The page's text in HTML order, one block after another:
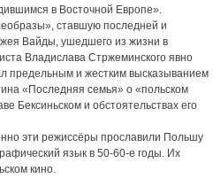
в Восточной Европе».
ставшую последней и
Вайды, ушедшего из жизни в
Владислава Стржеминского явно
предельным и жестким высказыванием
«Последняя семья» о «польском
Бексиньском и обстоятельствах его
эти режиссёры прославили Польшу
язык в 50-60-е годы. Их
кино.